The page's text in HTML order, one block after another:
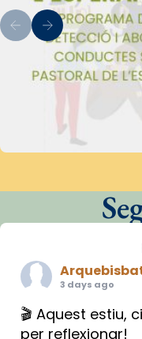
3 days ago
🎬 Aquest estiu,
per reflexionar!